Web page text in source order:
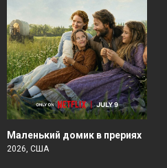
Маленький домик в прериях
2026, США